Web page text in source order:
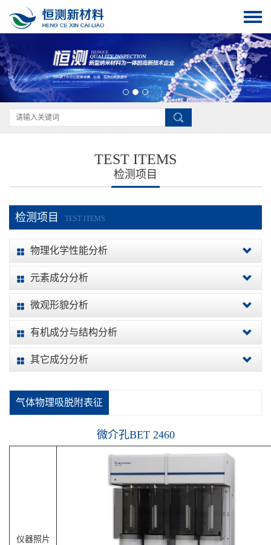
TEST ITEMS
检测项目
检测项目 TEST ITEMS
物理化学性能分析
元素成分分析
微观形貌分析
有机成分与结构分析
其它成分分析
气体物理吸脱附表征
微介孔BET 2460
仪器照片